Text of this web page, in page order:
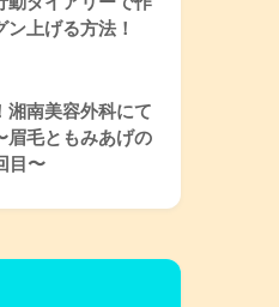
上げる方法！
湘南美容外科にて
眉毛ともみあげの
目〜